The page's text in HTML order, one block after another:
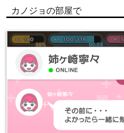
カノジョの部屋で